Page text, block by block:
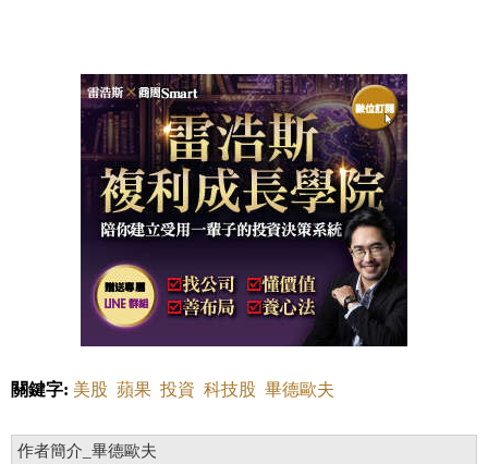
關鍵字: 美股 蘋果 投資 科技股 畢德歐夫
作者簡介_畢德歐夫